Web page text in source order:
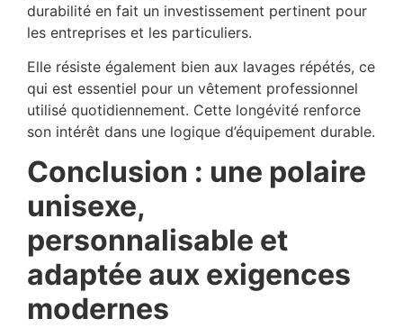
durabilité en fait un investissement pertinent pour
les entreprises et les particuliers.
Elle résiste également bien aux lavages répétés, ce
qui est essentiel pour un vêtement professionnel
utilisé quotidiennement. Cette longévité renforce
son intérêt dans une logique d’équipement durable.
Conclusion : une polaire
unisexe,
personnalisable et
adaptée aux exigences
modernes